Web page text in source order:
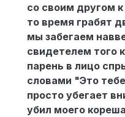
со своим другом
то время грабят
мы забегаем
свидетелем того
парень в лицо
словами "Это
просто убегает
убил моего